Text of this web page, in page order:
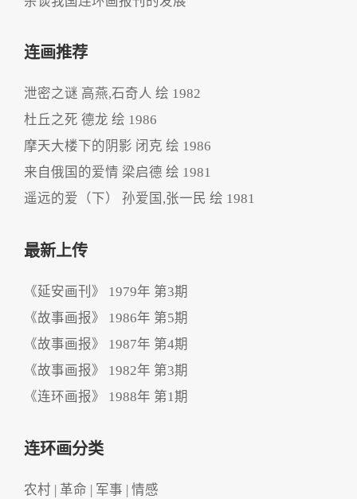
连画推荐
泄密之谜 高燕,石奇人 绘 1982
杜丘之死 德龙 绘 1986
摩天大楼下的阴影 闭克 绘 1986
来自俄国的爱情 梁启德 绘 1981
遥远的爱（下） 孙爱国,张一民 绘 1981
最新上传
《延安画刊》 1979年 第3期
《故事画报》 1986年 第5期
《故事画报》 1987年 第4期
《故事画报》 1982年 第3期
《连环画报》 1988年 第1期
连环画分类
农村 | 革命 | 军事 | 情感